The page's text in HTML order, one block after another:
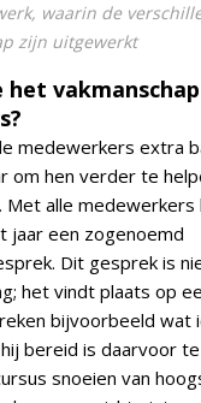
waarin de
zijn uitgewerkt
medewerkers extra
om hen verder te
Met alle medewerkers
jaar een zogenoemd
Dit gesprek is
het vindt plaats op
bijvoorbeeld wat
bereid is daarvoor
snoeien van